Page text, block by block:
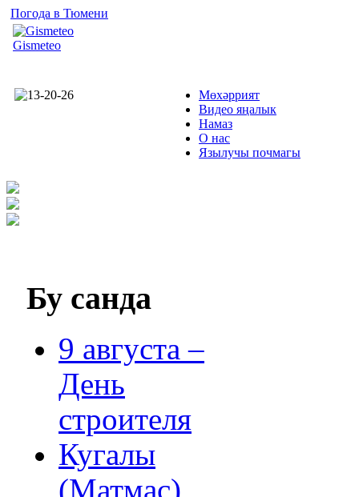
Погода в Тюмени
Gismeteo
Мөхәррият
Видео яңалык
Намаз
О нас
Язылучы почмагы
Бу санда
9 августа –
День
строителя
Кугалы
(Матмас)